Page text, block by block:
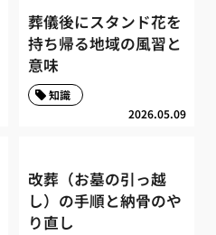
葬儀後にスタンド花を
持ち帰る地域の風習と
意味
2026.05.09
知識
改葬（お墓の引っ越
し）の手順と納骨のや
り直し